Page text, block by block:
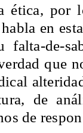
ética, por
en
falta-de-
que
de
de